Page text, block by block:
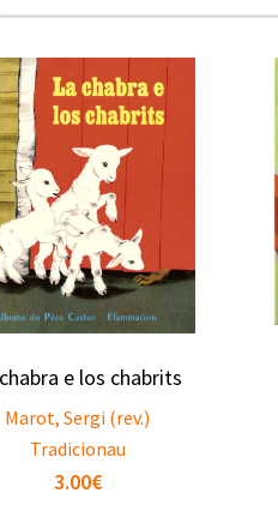
e los chabrits
Marot, Sergi (rev.)
Tradicionau
3.00€